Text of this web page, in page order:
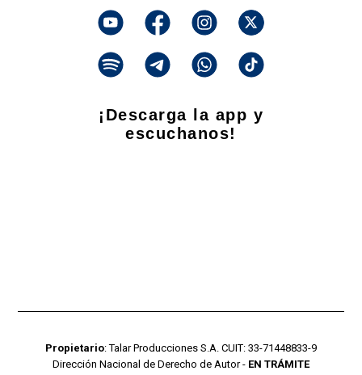
¡Descarga la app y
escuchanos!
Propietario: Talar Producciones S.A. CUIT: 33-71448833-9
Dirección Nacional de Derecho de Autor - EN TRÁMITE